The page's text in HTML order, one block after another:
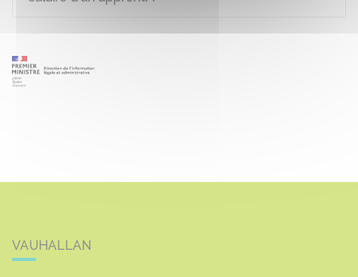
VAUHALLAN